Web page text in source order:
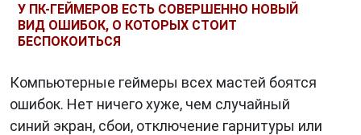
У ПК-ГЕЙМЕРОВ ЕСТЬ СОВЕРШЕННО НОВЫЙ
ВИД ОШИБОК, О КОТОРЫХ СТОИТ
БЕСПОКОИТЬСЯ
Компьютерные геймеры всех мастей боятся
ошибок. Нет ничего хуже, чем случайный
синий экран, сбои, отключение гарнитуры или